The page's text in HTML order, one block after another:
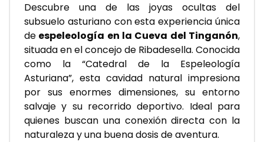
Descubre una de las joyas ocultas del
subsuelo asturiano con esta experiencia única
de espeleología en la Cueva del Tinganón,
situada en el concejo de Ribadesella. Conocida
como la “Catedral de la Espeleología
Asturiana”, esta cavidad natural impresiona
por sus enormes dimensiones, su entorno
salvaje y su recorrido deportivo. Ideal para
quienes buscan una conexión directa con la
naturaleza y una buena dosis de aventura.